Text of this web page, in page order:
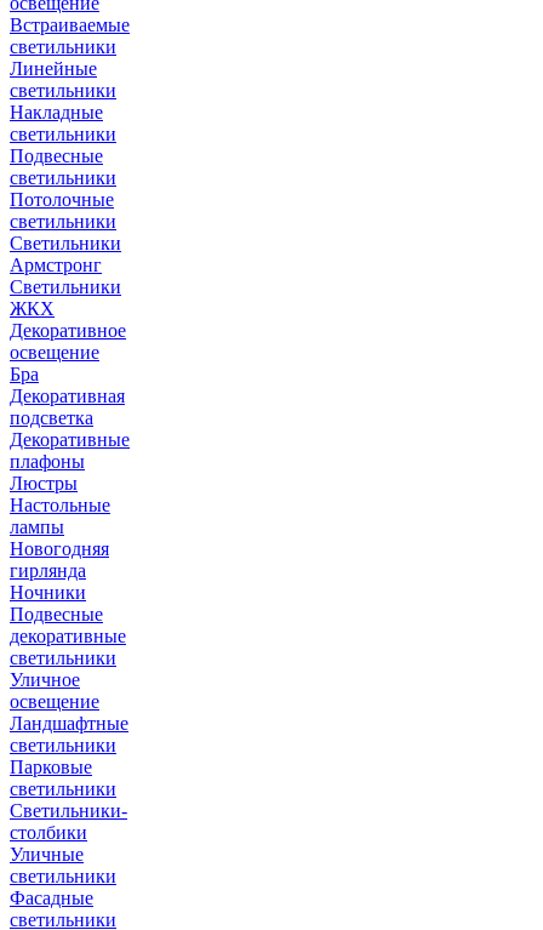
Встраиваемые
светильники
Линейные
светильники
Накладные
светильники
Подвесные
светильники
Потолочные
светильники
Светильники
Армстронг
Светильники
ЖКХ
Декоративное
освещение
Бра
Декоративная
подсветка
Декоративные
плафоны
Люстры
Настольные
лампы
Новогодняя
гирлянда
Ночники
Подвесные
декоративные
светильники
Уличное
освещение
Ландшафтные
светильники
Парковые
светильники
Светильники-
столбики
Уличные
светильники
Фасадные
светильники